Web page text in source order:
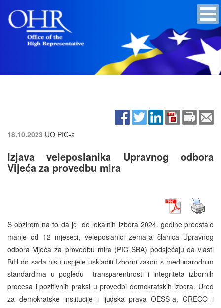
18.10.2023 UO PIC-a
Izjava veleposlanika Upravnog odbora
Vijeća za provedbu mira
S obzirom na to da je do lokalnih izbora 2024. godine preostalo
manje od 12 mjeseci, veleposlanici zemalja članica Upravnog
odbora Vijeća za provedbu mira (PIC SBA) podsjećaju da vlasti
BiH do sada nisu uspjele uskladiti Izborni zakon s međunarodnim
standardima u pogledu transparentnosti i integriteta izbornih
procesa i pozitivnih praksi u provedbi demokratskih izbora. Ured
za demokratske institucije i ljudska prava OESS-a, GRECO i